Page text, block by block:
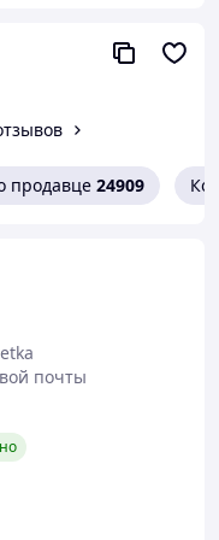
клей, игла в
не оставляя
в
от -35 до
в
продавце 24909
почты